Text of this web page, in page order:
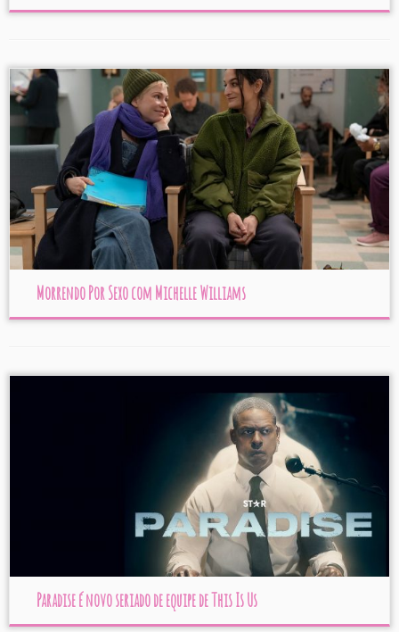
Morrendo Por Sexo com Michelle Williams
Paradise é novo seriado de equipe de This Is Us